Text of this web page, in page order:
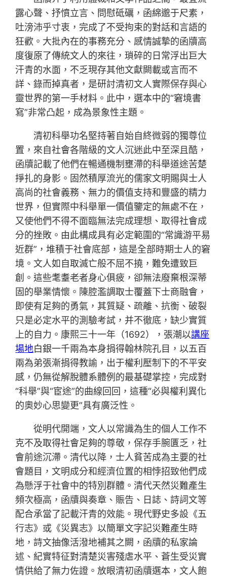
露心聲、抒憤立言、問慰砥礪，函綿邈于尺素，
吐滂沛乎寸衷，完成了不受拘束的對話和言語的
狂歡。大批內在的事務充分、感情誠摯的函牘高
度復原了傳統文人的來往，瑣碎的日常浮出巨大
汗青的水面，不乏現存其他文獻闕載或言而不
詳、錄而掉真者，是研討清初文人實際保存與心
靈世界的第一手材料。此中，選本中的“窘境書
寫”非常凸起，成為景象性主題。
清初科舉功名堅持著自始自終微弱的獨尊位
置，來自社會各階級的文人沉迷此中至深且酷，
函牘記載了他們在暢通機制壅滯的科舉道途苦楚
掙扎的身影。固然積厚流光的儒家文明賜與士人
高尚的社會義務、無力的價值支持和豐盛的精力
世界，但實際中科舉單一價值鑒定的無處不在，
又使他們不得不面臨無法完成理想、取得社會成
分的挫敗。由此構成具有必定範圍的“常識游平易
近群”，堆積于社會底部，這是全部時期士人的窘
境。文人如自取滅亡般不屈不撓，難免遭致巨
創。這些耄耋老者身心俱疲，卻無法廢棄根深蒂
固的舉業情懷。陳腔濫調取士覆蓋下士商融會，
即使有足夠的勇氣，其質疑、疏離、抗衡、破裂
只是必定水平的測驗考試，并不徹底，缺少實質
上的自力。康熙三十一年（1692），張潮以講座
場地白銀一千兩為本身捐得翰林院孔目，以五百
兩為弟張漸捐得教諭，出于權利壓制下的不平安
感，仍無從解脫體系體例的最基礎掌控，完成對
“科舉”與“宦途”的曲線回回，這種“必與權利異化
的奧妙心思變更”具有廣泛性。
從明代開端，文人以常識為生的個人工作不
克不及取得社會足夠的尊敬，保存手腕匱乏，社
會前途沉滯。清代以降，士人貧苦成為主要的社
會題目，文明成分和經濟位置的相悖招致他們成
為懸浮于社會中的特別群體。清代天然災難產生
頻次極高，函牘與奏章、賑告、日誌、詩詞文等
配合承當了記載汗青的效能。現代野史多設《五
行志》或《災異志》以簡單文字記災難產生時
地，詩文抽像活潑地補其之闕，函牘的私家論
述、紀實特征對清楚災害殘虐水平、蒼生受災實
情供給了無力佐證。放眼清初函牘選本，文人飽